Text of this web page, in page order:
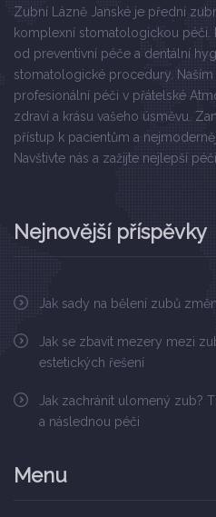
Zubní Lázně Janské je přední
komplexní stomatologickou péči.
od preventivní péče a dentální
stomatologické procedury.
profesionální péči v přátelské
zdraví a krásu vašeho úsměvu.
přístup k pacientům a
Navštivte nás a zažijte nejlepší
Nejnovější příspěvky
Jak sady na bělení zubů
Jak se zbavit mezery mezi
estetických řešení
Jak zachránit ulomený zub?
a následnou péči
Menu